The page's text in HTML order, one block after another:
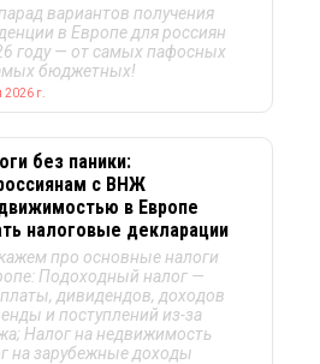
вариантов получения
в Европе для россиян
году — от самых пафосных
бюджетных!
г.
без паники:
с ВНЖ
в Европе
налоговые декларации
про основные налоги
Подоходный налог —
дивидендов, доходов
и поступлений из-за
Налог на недвижимость
на зарубежные доходы